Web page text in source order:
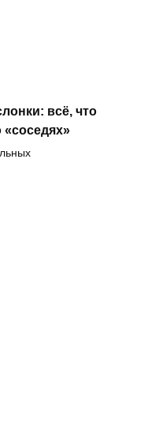
всё, что